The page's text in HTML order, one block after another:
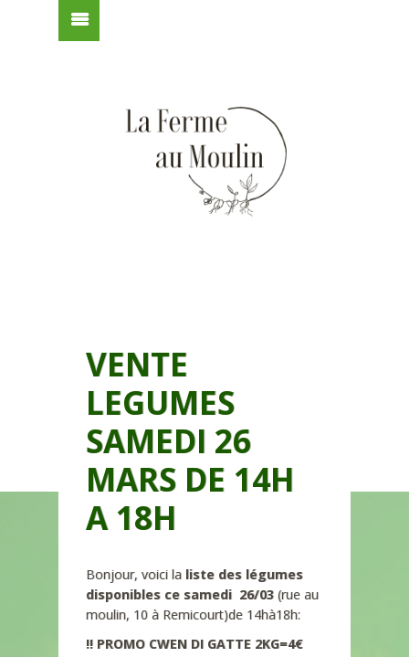
VENTE
LEGUMES
SAMEDI 26
MARS DE 14H
A 18H
Bonjour, voici la liste des légumes
disponibles ce samedi 26/03 (rue au
moulin, 10 à Remicourt)de 14hà18h:
!! PROMO CWEN DI GATTE 2KG=4€